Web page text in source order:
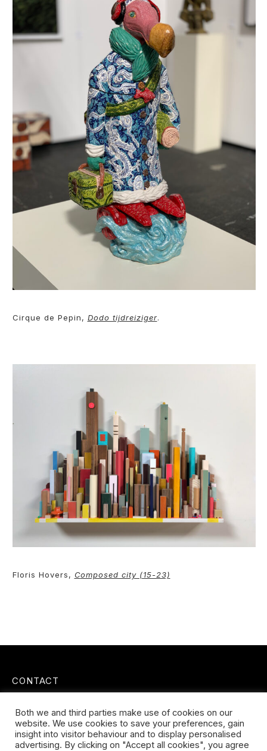
Cirque de Pepin, Dodo tijdreiziger.
Floris Hovers, Composed city (15-23)
CONTACT
3037 VS Rotterdam
+31 (0) 651426758
info@galleryuntitled.nl
Both we and third parties make use of cookies on our
website. We use cookies to save your preferences, gain
insight into visitor behaviour and to display personalised
advertising. By clicking on "Accept all cookies", you agree